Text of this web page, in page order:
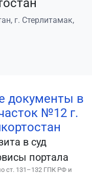
г. Стерлитамак,
документы в
№12 г.
в суд
портала
ст. 131–132 ГПК РФ и